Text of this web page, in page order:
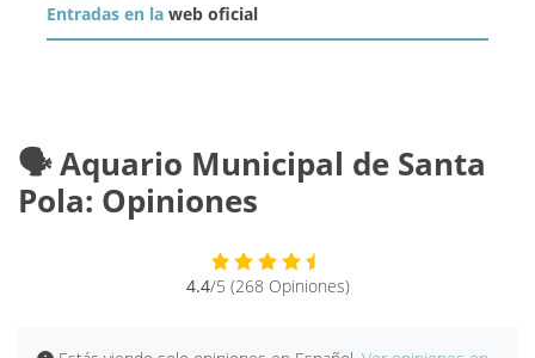
Entradas en la web oficial
🗣️ Aquario Municipal de Santa
Pola: Opiniones
4.4/5 (268 Opiniones)